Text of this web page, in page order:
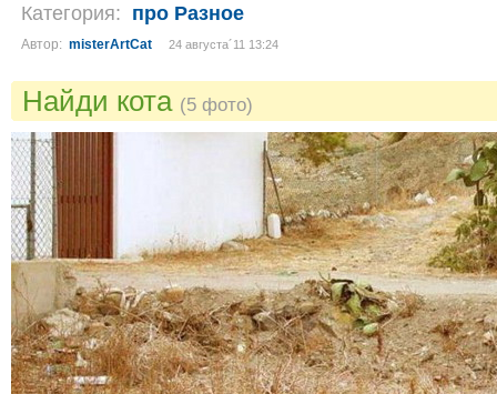
Категория: про Разное
Автор: misterArtCat 24 августа´11 13:24
Найди кота (5 фото)